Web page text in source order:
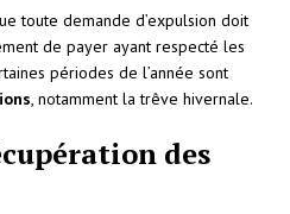
toute demande d’expulsion doit
de payer ayant respecté les
périodes de l’année sont
, notamment la trêve hivernale.
des